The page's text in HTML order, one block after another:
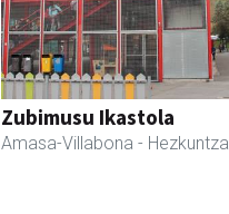
Zubimusu Ikastola
Amasa-Villabona - Hezkuntza